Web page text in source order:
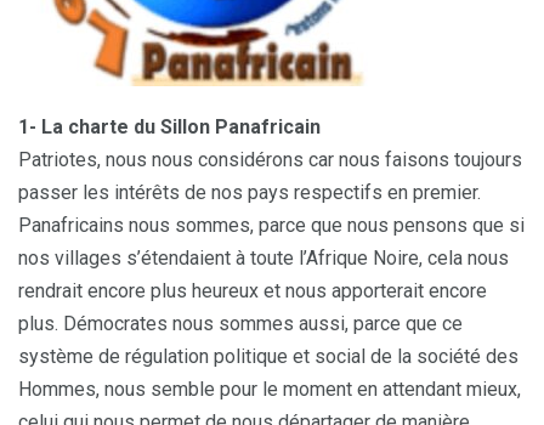
1- La charte du Sillon Panafricain
Patriotes, nous nous considérons car nous faisons toujours
passer les intérêts de nos pays respectifs en premier.
Panafricains nous sommes, parce que nous pensons que si
nos villages s’étendaient à toute l’Afrique Noire, cela nous
rendrait encore plus heureux et nous apporterait encore
plus. Démocrates nous sommes aussi, parce que ce
système de régulation politique et social de la société des
Hommes, nous semble pour le moment en attendant mieux,